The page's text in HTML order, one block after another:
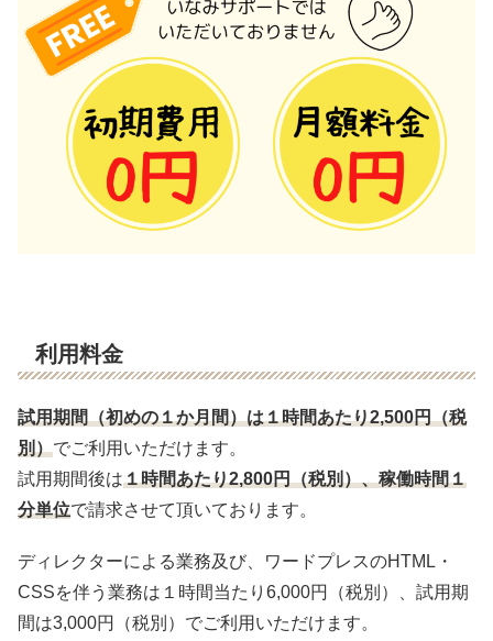
利用料金
試用期間（初めの１か月間）は１時間あたり2,500円（税
別）でご利用いただけます。
試用期間後は１時間あたり2,800円（税別）、稼働時間１
分単位で請求させて頂いております。
ディレクターによる業務及び、ワードプレスのHTML・
CSSを伴う業務は１時間当たり6,000円（税別）、試用期
間は3,000円（税別）でご利用いただけます。